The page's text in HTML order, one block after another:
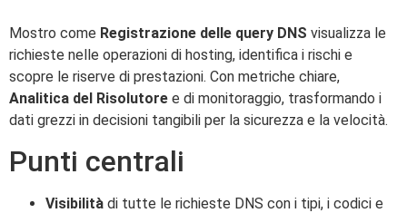
Mostro come Registrazione delle query DNS visualizza le
richieste nelle operazioni di hosting, identifica i rischi e
scopre le riserve di prestazioni. Con metriche chiare,
Analitica del Risolutore e di monitoraggio, trasformando i
dati grezzi in decisioni tangibili per la sicurezza e la velocità.
Punti centrali
Visibilità di tutte le richieste DNS con i tipi, i codici e